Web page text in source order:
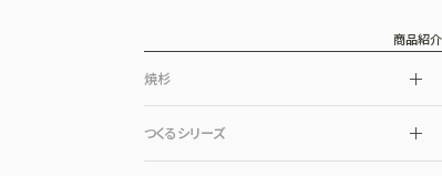
商品紹介
焼杉
つくるシリーズ